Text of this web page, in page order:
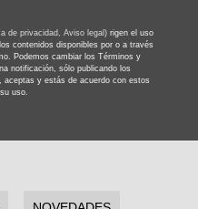
de privacidad, Aviso legal) rigen el uso
contenidos disponibles por o a través
Podemos cambiar los Términos y
notificación, sólo publicando los
y estás de acuerdo con estos
uso.